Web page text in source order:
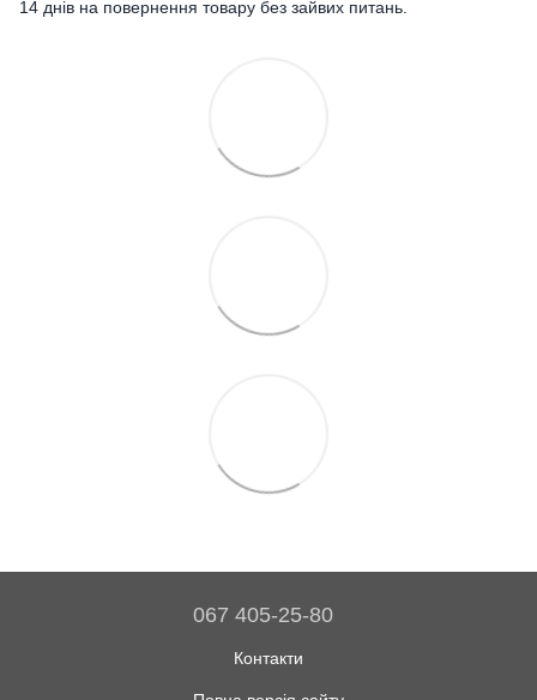
14 днів на повернення товару без зайвих питань.
067 405-25-80
Контакти